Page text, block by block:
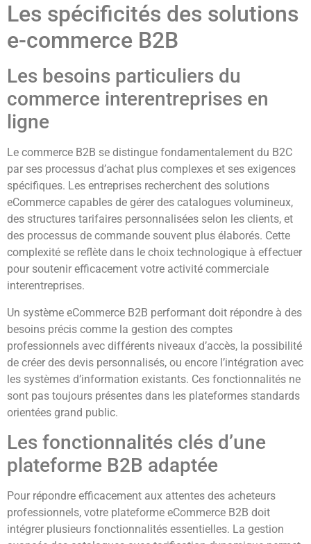
Les spécificités des solutions
e-commerce B2B
Les besoins particuliers du
commerce interentreprises en
ligne
Le commerce B2B se distingue fondamentalement du B2C
par ses processus d’achat plus complexes et ses exigences
spécifiques. Les entreprises recherchent des solutions
eCommerce capables de gérer des catalogues volumineux,
des structures tarifaires personnalisées selon les clients, et
des processus de commande souvent plus élaborés. Cette
complexité se reflète dans le choix technologique à effectuer
pour soutenir efficacement votre activité commerciale
interentreprises.
Un système eCommerce B2B performant doit répondre à des
besoins précis comme la gestion des comptes
professionnels avec différents niveaux d’accès, la possibilité
de créer des devis personnalisés, ou encore l’intégration avec
les systèmes d’information existants. Ces fonctionnalités ne
sont pas toujours présentes dans les plateformes standards
orientées grand public.
Les fonctionnalités clés d’une
plateforme B2B adaptée
Pour répondre efficacement aux attentes des acheteurs
professionnels, votre plateforme eCommerce B2B doit
intégrer plusieurs fonctionnalités essentielles. La gestion